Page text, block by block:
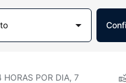
HORAS POR DIA, 7